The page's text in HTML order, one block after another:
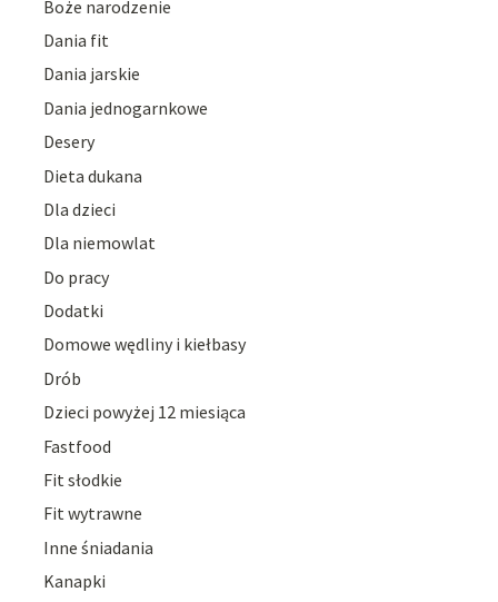
Boże narodzenie
Dania fit
Dania jarskie
Dania jednogarnkowe
Desery
Dieta dukana
Dla dzieci
Dla niemowlat
Do pracy
Dodatki
Domowe wędliny i kiełbasy
Drób
Dzieci powyżej 12 miesiąca
Fastfood
Fit słodkie
Fit wytrawne
Inne śniadania
Kanapki